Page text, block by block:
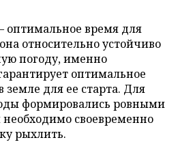
оптимальное время для
относительно устойчиво
погоду, именно
оптимальное
земле для ее старта. Для
формировались ровными
своевременно
рыхлить.